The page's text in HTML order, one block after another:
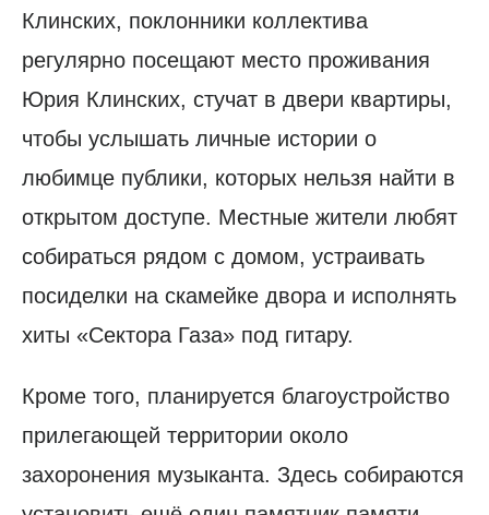
Клинских, поклонники коллектива
регулярно посещают место проживания
Юрия Клинских, стучат в двери квартиры,
чтобы услышать личные истории о
любимце публики, которых нельзя найти в
открытом доступе. Местные жители любят
собираться рядом с домом, устраивать
посиделки на скамейке двора и исполнять
хиты «Сектора Газа» под гитару.
Кроме того, планируется благоустройство
прилегающей территории около
захоронения музыканта. Здесь собираются